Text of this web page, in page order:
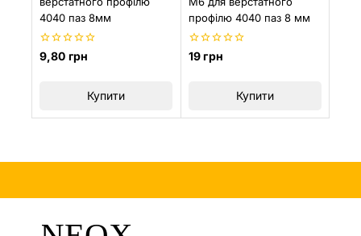
4040 паз 8мм
0
з
9,80 грн
Купити
профілю 4040 паз 8 мм
0
19грн
Купити